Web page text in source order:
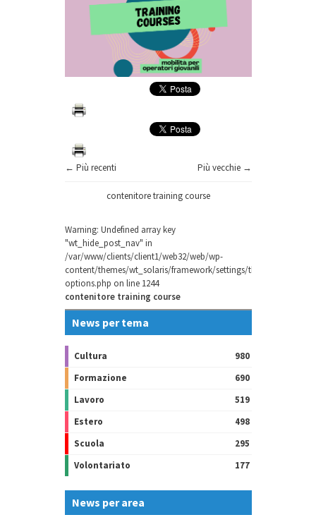
← Più recenti Più vecchie →
contenitore training course
Warning: Undefined array key
"wt_hide_post_nav" in
/var/www/clients/client1/web32/web/wp-
content/themes/wt_solaris/framework/settings/theme-
options.php on line 1244
contenitore training course
News per tema
Cultura
980
Formazione
690
Lavoro
519
Estero
498
Scuola
295
Volontariato
177
News per area